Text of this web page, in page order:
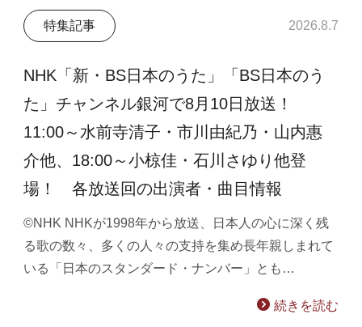
特集記事 2026.8.7
NHK「新・BS日本のうた」「BS日本のう
た」チャンネル銀河で8月10日放送！
11:00～水前寺清子・市川由紀乃・山内惠
介他、18:00～小椋佳・石川さゆり他登
場！ 各放送回の出演者・曲目情報
©NHK NHKが1998年から放送、日本人の心に深く残
る歌の数々、多くの人々の支持を集め長年親しまれて
いる「日本のスタンダード・ナンバー」とも…
続きを読む